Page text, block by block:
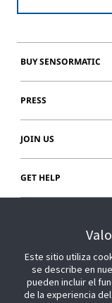
BUY SENSORMATIC
PRESS
JOIN US
GET HELP
Este sitio utiliza
se describe en
pueden incluir el
de la experiencia